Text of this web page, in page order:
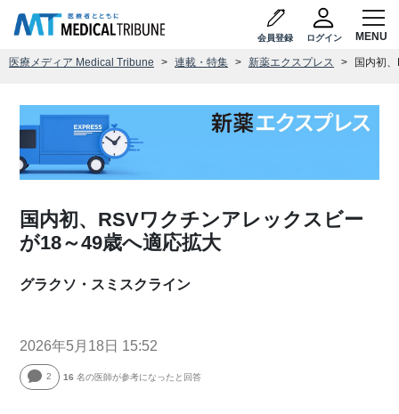
会員登録 ログイン
医療メディア Medical Tribune 連載・特集 新薬エクスプレス 国内初
国内初、RSVワクチンアレックスビー
が18～49歳へ適応拡大
グラクソ・スミスクライン
2026年5月18日 15:52
2 16 名の医師が参考になったと回答